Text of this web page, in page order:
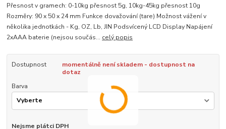
Přesnost v gramech: 0-10kg přesnost 5g, 10kg-45kg přesnost 10g
Rozměry: 90 x 50 x 24 mm Funkce dovažování (tare) Možnost vážení v
několika jednotkách - Kg, OZ, Lb, JIN Podsvícený LCD Display Napájení
2xAAA baterie (nejsou součás... celý popis
Dostupnost
momentálně není skladem - dostupnost na
dotaz
Barva
Nejsme plátci DPH